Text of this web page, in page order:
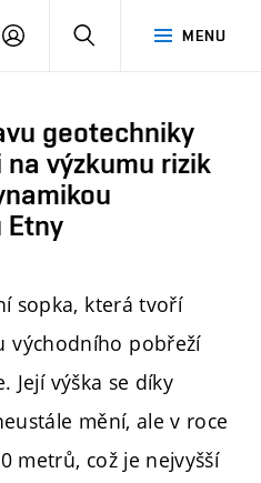
MENU
PŘIHLÁSIT
geotechniky
výzkumu rizik
Etny
sopka, která tvoří
východního pobřeží
Její výška se díky
mění, ale v roce
metrů, což je nejvyšší